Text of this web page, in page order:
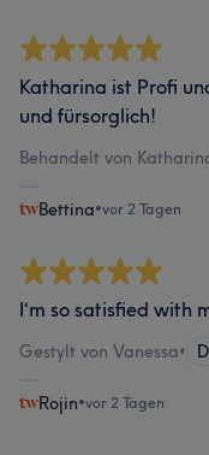
Katharina ist Profi
und fürsorglich!
Behandelt von
Bettina•vor 2 Tagen
I‘m so satisfied with
Gestylt von Vanessa•
Rojin•vor 2 Tagen